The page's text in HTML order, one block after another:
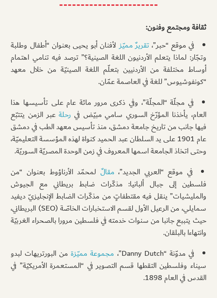
ثقافة ومجتمع وفنون:
في موقع “حبر”،تقريرٌ مميّزلأفنان أبو يحيى بعنوان “أطفال وطلبة
وتجّار: لماذا يتعلم الأردنيون اللغة الصينية؟” ترصد فيه تنامي اهتمام
أوساط مختلفة من الأردنيين بتعلّم اللغة الصينيّة من خلال معهد
“كونفوشيوس” للغة في العاصمة عمّان.
في مجلّة “المجلّة”، وفي ذكرى مرور مائة عام على تأسيسها هذا
العام، يأخذنا المؤرّخ السوري سامي مبيّض في رحلةعبر الزمن يتتبّع
فيها جانب من تاريخ جامعة دمشق، منذ تأسيس معهد الطب في دمشق
عام 1901 على يد السلطان عبد الحميد كنواة لهذه المؤسسة التعليميّة،
وحتى اتخاذ الجامعة اسمها المعروف في زمن الوحدة المصريّة السوريّة.
في موقع “العربي الجديد”،مقالٌ لمحمّد الأرناؤوط بعنوان “من
فلسطين إلى جبال ألبانيا: مذكّرات ضابط بريطاني مع الجيوش
والمليشيات” ينقل فيه مقتطفاتٍ من مذكّرات الضابط الإنجليزيّ ديفيد
سمايلي، من الرعيل الأول لقسم الاستخبارات الخاصّة (SEO) البريطاني،
حيث يتببع جانبا من سنوات خدمته في فلسطين مرورا بالصحراء الغربيّة
وانتهاءا بالبلقان.
في مدوّنة “Danny Dutch”،
مجموعة مميّزةمن البورتريهات لبدو
سيناء وفلسطين التقطها قسم التصوير في “المستعمرة الأمريكيّة” في
القدس في العام 1898.